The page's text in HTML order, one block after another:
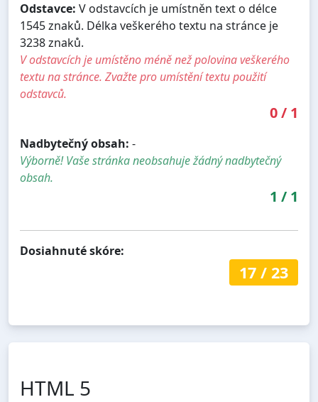
Odstavce: V odstavcích je umístněn text o délce
1545 znaků. Délka veškerého textu na stránce je
3238 znaků.
V odstavcích je umístěno méně než polovina veškerého
textu na stránce. Zvažte pro umístění textu použití
odstavců.
0/ 1
Nadbytečný obsah: -
Výborně! Vaše stránka neobsahuje žádný nadbytečný
obsah.
1 / 1
Dosiahnuté skóre:
17/ 23
HTML 5